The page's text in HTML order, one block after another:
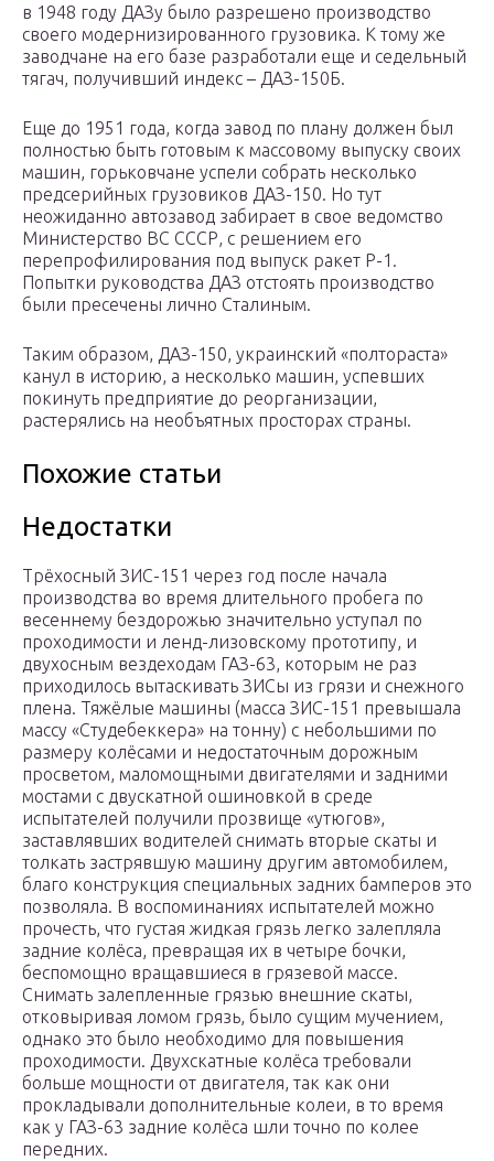
в 1948 году ДАЗу было разрешено производство
своего модернизированного грузовика. К тому же
заводчане на его базе разработали еще и седельный
тягач, получивший индекс – ДАЗ-150Б.
Еще до 1951 года, когда завод по плану должен был
полностью быть готовым к массовому выпуску своих
машин, горьковчане успели собрать несколько
предсерийных грузовиков ДАЗ-150. Но тут
неожиданно автозавод забирает в свое ведомство
Министерство ВС СССР, с решением его
перепрофилирования под выпуск ракет Р-1.
Попытки руководства ДАЗ отстоять производство
были пресечены лично Сталиным.
Таким образом, ДАЗ-150, украинский «полтораста»
канул в историю, а несколько машин, успевших
покинуть предприятие до реорганизации,
растерялись на необъятных просторах страны.
Похожие статьи
Недостатки
Трёхосный ЗИС-151 через год после начала
производства во время длительного пробега по
весеннему бездорожью значительно уступал по
проходимости и ленд-лизовскому прототипу, и
двухосным вездеходам ГАЗ-63, которым не раз
приходилось вытаскивать ЗИСы из грязи и снежного
плена. Тяжёлые машины (масса ЗИС-151 превышала
массу «Студебеккера» на тонну) с небольшими по
размеру колёсами и недостаточным дорожным
просветом, маломощными двигателями и задними
мостами с двускатной ошиновкой в среде
испытателей получили прозвище «утюгов»,
заставлявших водителей снимать вторые скаты и
толкать застрявшую машину другим автомобилем,
благо конструкция специальных задних бамперов это
позволяла. В воспоминаниях испытателей можно
прочесть, что густая жидкая грязь легко залепляла
задние колёса, превращая их в четыре бочки,
беспомощно вращавшиеся в грязевой массе.
Снимать залепленные грязью внешние скаты,
отковыривая ломом грязь, было сущим мучением,
однако это было необходимо для повышения
проходимости. Двухскатные колёса требовали
больше мощности от двигателя, так как они
прокладывали дополнительные колеи, в то время
как у ГАЗ-63 задние колёса шли точно по колее
передних.